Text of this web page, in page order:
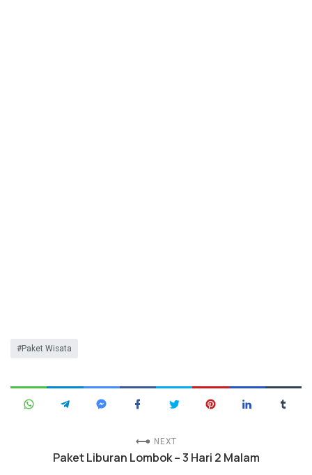
Paket Wisata
NEXT
Paket Liburan Lombok – 3 Hari 2 Malam